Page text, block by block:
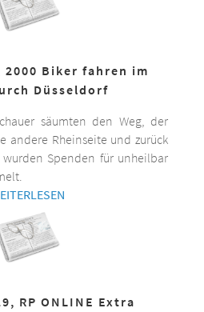
2000 Biker fahren im
Düsseldorf
säumten den Weg, der
andere Rheinseite und zurück
Spenden für unheilbar
RP ONLINE Extra